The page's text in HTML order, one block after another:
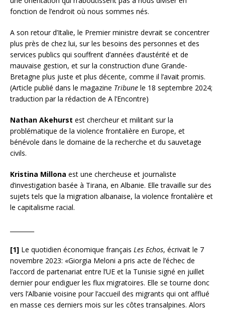
fonction de l’endroit où nous sommes nés.
A son retour d’Italie, le Premier ministre devrait se concentrer
plus près de chez lui, sur les besoins des personnes et des
services publics qui souffrent d’années d’austérité et de
mauvaise gestion, et sur la construction d’une Grande-
Bretagne plus juste et plus décente, comme il l’avait promis.
(Article publié dans le magazine Tribune le 18 septembre 2024;
traduction par la rédaction de A l’Encontre)
Nathan Akehurst est chercheur et militant sur la
problématique de la violence frontalière en Europe, et
bénévole dans le domaine de la recherche et du sauvetage
civils.
Kristina Millona est une chercheuse et journaliste
d’investigation basée à Tirana, en Albanie. Elle travaille sur des
sujets tels que la migration albanaise, la violence frontalière et
le capitalisme racial.
[1] Le quotidien économique français Les Echos, écrivait le 7
novembre 2023: «Giorgia Meloni a pris acte de l’échec de
l’accord de partenariat entre l’UE et la Tunisie signé en juillet
dernier pour endiguer les flux migratoires. Elle se tourne donc
vers l’Albanie voisine pour l’accueil des migrants qui ont afflué
en masse ces derniers mois sur les côtes transalpines. Alors